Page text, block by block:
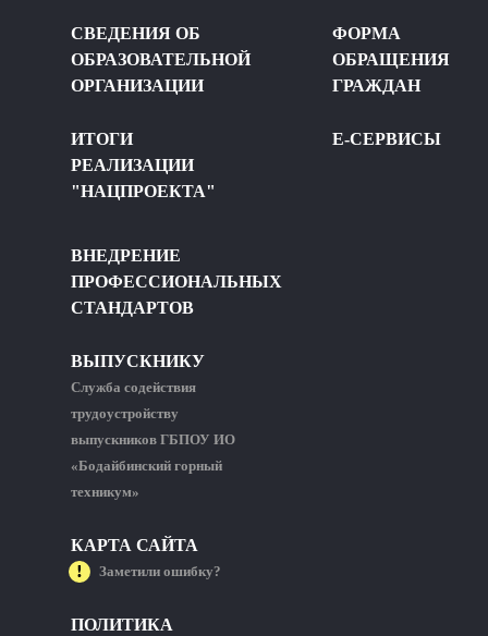
СВЕДЕНИЯ ОБ
ОБРАЗОВАТЕЛЬНОЙ
ОРГАНИЗАЦИИ
ИТОГИ
РЕАЛИЗАЦИИ
"НАЦПРОЕКТА"
ФОРМА
ОБРАЩЕНИЯ
ГРАЖДАН
Е-СЕРВИСЫ
ВНЕДРЕНИЕ
ПРОФЕССИОНАЛЬНЫХ
СТАНДАРТОВ
ВЫПУСКНИКУ
Служба содействия
трудоустройству
выпускников ГБПОУ ИО
«Бодайбинский горный
техникум»
КАРТА САЙТА
Заметили ошибку?
ПОЛИТИКА